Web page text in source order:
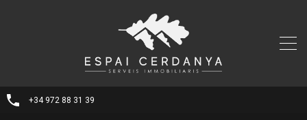
+34 972 88 31 39